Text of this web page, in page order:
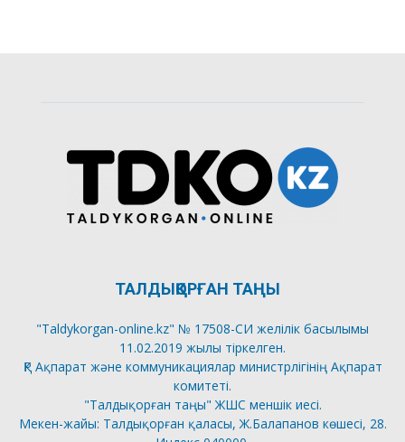
ТАЛДЫҚОРҒАН ТАҢЫ
"Taldykorgan-online.kz" № 17508-СИ желілік басылымы
11.02.2019 жылы тіркелген.
ҚР Ақпарат және коммуникациялар министрлігінің Ақпарат
комитеті.
"Талдықорған таңы" ЖШС меншік иесі.
Мекен-жайы: Талдықорған қаласы, Ж.Балапанов көшесі, 28.